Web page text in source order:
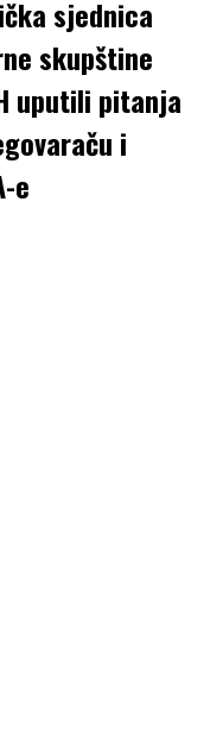
sjednica
skupštine
uputili pitanja
i
e